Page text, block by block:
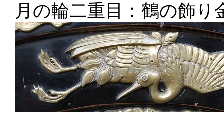
月の輪二重目：鶴の飾り